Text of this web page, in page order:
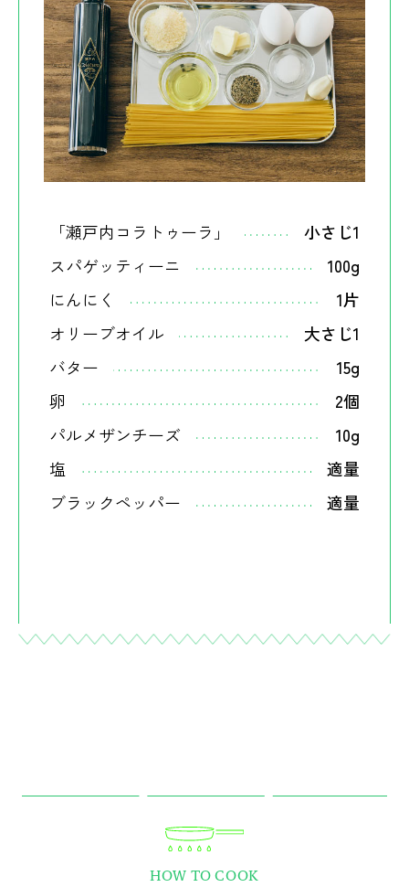
「瀬戸内コラトゥーラ」
小さじ1
スパゲッティーニ
100g
にんにく
1片
オリーブオイル
大さじ1
バター
15g
卵
2個
パルメザンチーズ
10g
塩
適量
ブラックペッパー
適量
HOW TO COOK